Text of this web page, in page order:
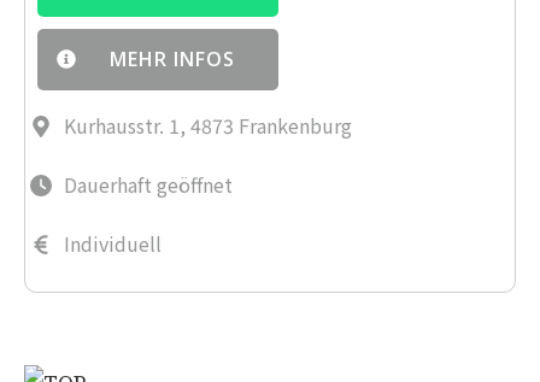
MEHR INFOS
Kurhausstr. 1, 4873 Frankenburg
Dauerhaft geöffnet
Individuell